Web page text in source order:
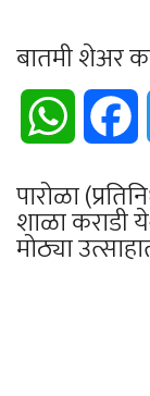
बातमी शेअर
WhatsApp
पारोळा
शाळा कराडी
मोठ्या